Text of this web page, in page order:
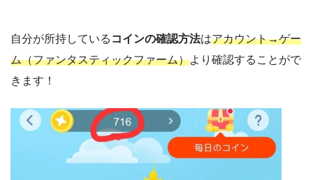
自分が所持している コインの確認方法はアカウント→ゲー
ム（ファンタスティックファーム）より確認することがで
きます！